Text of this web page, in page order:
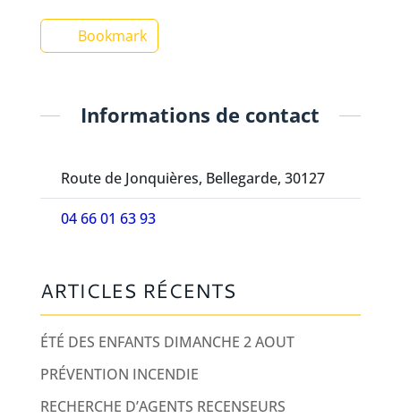
Bookmark
Informations de contact
Route de Jonquières, Bellegarde, 30127
04 66 01 63 93
ARTICLES RÉCENTS
ÉTÉ DES ENFANTS DIMANCHE 2 AOUT
PRÉVENTION INCENDIE
RECHERCHE D’AGENTS RECENSEURS